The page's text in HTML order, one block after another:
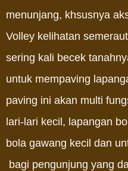
menunjang, khsusnya
Volley kelihatan
sering kali becek
untuk mempaving
paving ini akan multi
lari-lari kecil, lapangan
bola gawang kecil dan
bagi pengunjung yang